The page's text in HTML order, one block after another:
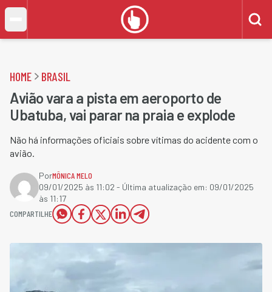
HOME BRASIL
Avião vara a pista em aeroporto de
Ubatuba, vai parar na praia e explode
Não há informações oficiais sobre vítimas do acidente com o
avião.
PorMÔNICA MELO
09/01/2025 às 11:02 - Última atualização em: 09/01/2025
às 11:17
COMPARTILHE